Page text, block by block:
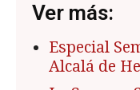
Ver más:
Especial
Alcalá de